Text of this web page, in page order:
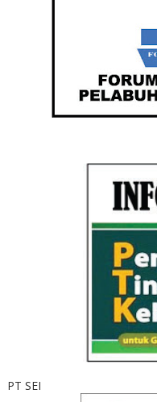
PT SEI